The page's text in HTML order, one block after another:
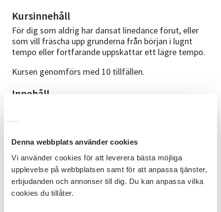
Denna webbplats använder cookies
Vi använder cookies för att leverera bästa möjliga
upplevelse på webbplatsen samt för att anpassa tjänster,
erbjudanden och annonser till dig. Du kan anpassa vilka
cookies du tillåter.
Kursinnehåll
För dig som aldrig har dansat linedance förut, eller
som vill fräscha upp grunderna från början i lugnt
tempo eller fortfarande uppskattar ett lägre tempo.
Kursen genomförs med 10 tillfällen.
Innehåll
med att repetera föregående
sammankomst stegkombinationer och övningar.
Det inte bara ser roligt ut, det är roligt.
Till dig som aldrig dansat Linedance förut. Inga
förkunskaper krävs och du dansar utan partner.